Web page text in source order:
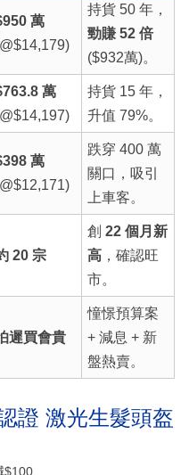
萬
持貨 50 年，
勁賺 52 倍
($932萬)。
萬
持貨 15 年，
升值 79%。
萬
跌穿 400 萬
關口，吸引
上車客。
20 宗
創 22 個月新
高，確認旺
市。
遲買會貴
憧憬預算案
+ 減息 + 新
盤熱賣。
證 激光生髮頭盔
$100